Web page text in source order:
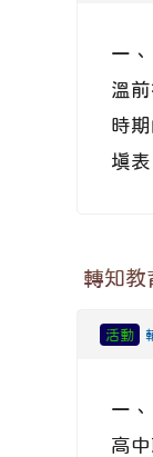
一
溫
時
填
轉知教
活動
一
高